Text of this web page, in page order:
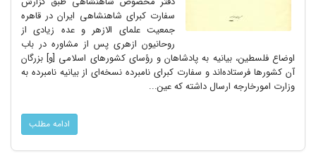
سفارت کبرای شاهنشاهی ایران در قاهره
جمعیت علمای الازهر و عده زیادی از
روحانیون ازهری پس از مشاوره در باب
اوضاع فلسطین، بیانیه به پادشاهان و رؤسای کشورهای اسلامی [و] بزرگان
آن کشورها فرستاده‌اند و سفارت کبرای نامبرده نسخه‌ای از بیانیه نامبرده به
وزارت امورخارجه ارسال داشته که عین...
ادامه مطلب